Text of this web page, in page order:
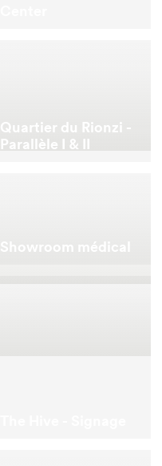
Quartier du Rionzi -
Parallèle I & II
Showroom médical